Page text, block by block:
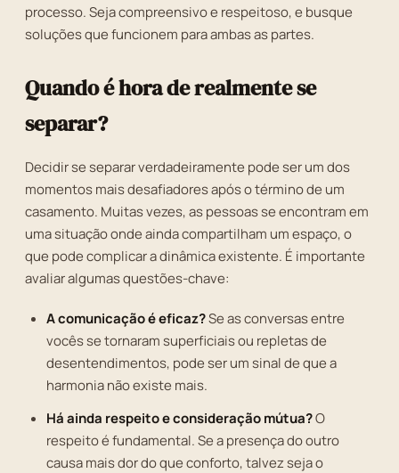
processo. Seja compreensivo e respeitoso, e busque
soluções que funcionem para ambas as partes.
Quando é hora de realmente se
separar?
Decidir se separar verdadeiramente pode ser um dos
momentos mais desafiadores após o término de um
casamento. Muitas vezes, as pessoas se encontram em
uma situação onde ainda compartilham um espaço, o
que pode complicar a dinâmica existente. É importante
avaliar algumas questões-chave:
A comunicação é eficaz?Se as conversas entre
vocês se tornaram superficiais ou repletas de
desentendimentos, pode ser um sinal de que a
harmonia não existe mais.
Há ainda respeito e consideração mútua?O
respeito é fundamental. Se a presença do outro
causa mais dor do que conforto, talvez seja o